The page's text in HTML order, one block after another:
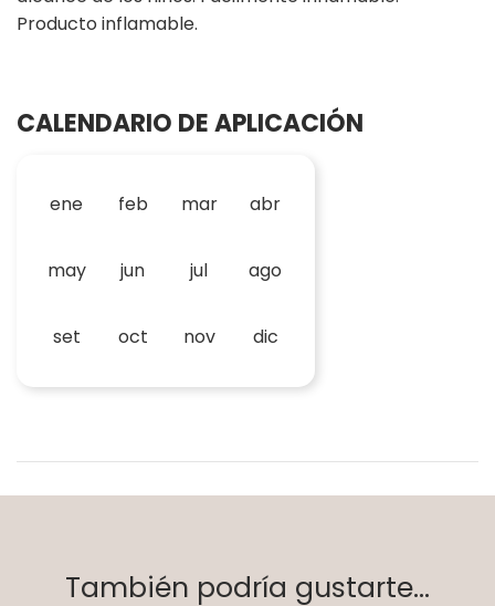
Producto inflamable.
CALENDARIO DE APLICACIÓN
ene feb mar abr
may jun jul ago
set oct nov dic
También podría gustarte...